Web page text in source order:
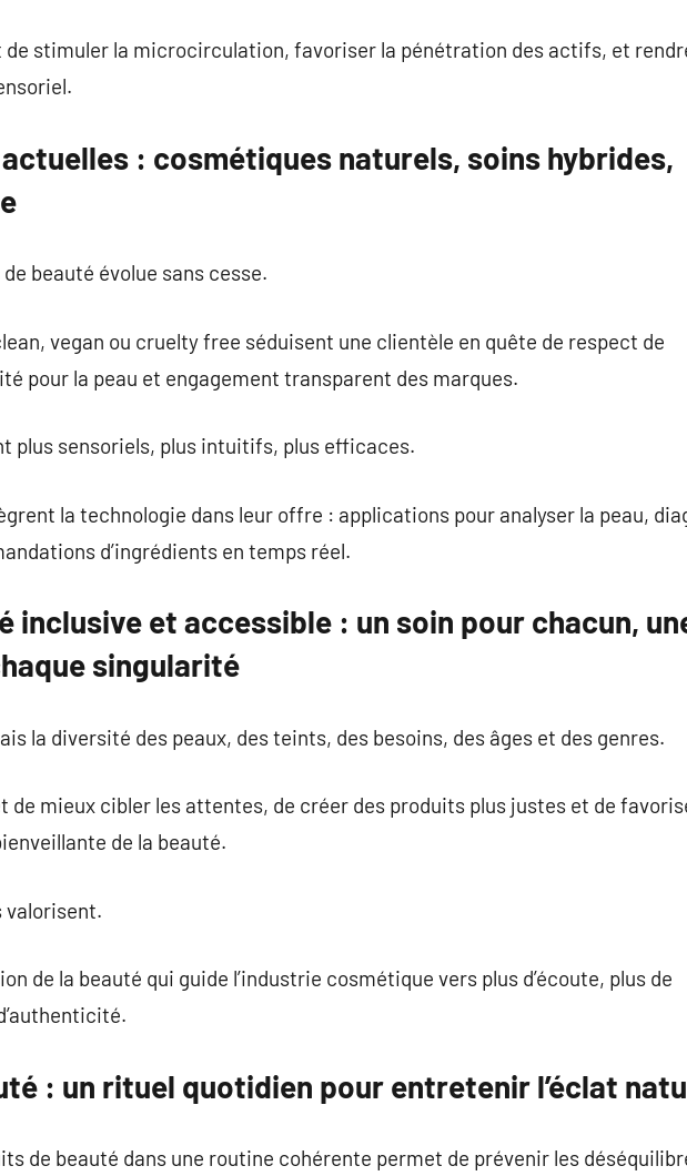
stimuler la microcirculation, favoriser la pénétration des actifs, et
: cosmétiques naturels, soins hybrides,
beauté évolue sans cesse.
vegan ou cruelty free séduisent une clientèle en quête de respect de
pour la peau et engagement transparent des marques.
plus sensoriels, plus intuitifs, plus efficaces.
la technologie dans leur offre : applications pour analyser la peau,
d’ingrédients en temps réel.
inclusive et accessible : un soin pour chacun,
singularité
la diversité des peaux, des teints, des besoins, des âges et des genres.
de mieux cibler les attentes, de créer des produits plus justes et de
de la beauté.
valorisent.
de la beauté qui guide l’industrie cosmétique vers plus d’écoute, plus de
: un rituel quotidien pour entretenir l’éclat
de beauté dans une routine cohérente permet de prévenir les